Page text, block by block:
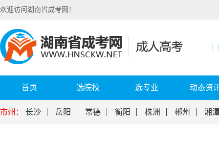
欢迎访问湖南省成考网！
首页 选院校 选专业 动态资
市州： 长沙 岳阳 常德 衡阳 株洲 郴州 湘